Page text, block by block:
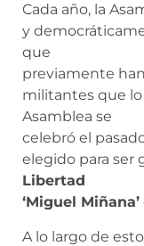
Cada año, la
y
que
previamente
militantes que lo
Asamblea se
celebró el
elegido para ser
Libertad
‘Miguel Miñana’
A lo largo de